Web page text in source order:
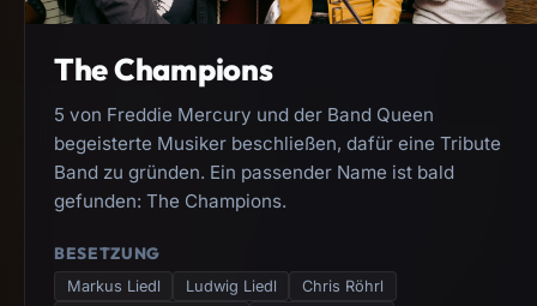
The Champions
5 von Freddie Mercury und der Band Queen
begeisterte Musiker beschließen, dafür eine Tribute
Band zu gründen. Ein passender Name ist bald
gefunden: The Champions.
BESETZUNG
Markus Liedl Ludwig Liedl
Chris Röhrl